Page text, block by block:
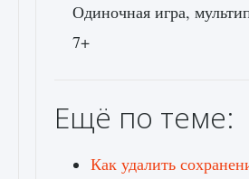
Одиночная игра,
7+
Ещё по теме:
Как удалить